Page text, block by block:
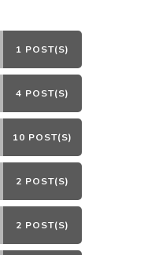
1 POST(S)
4 POST(S)
10 POST(S)
2 POST(S)
2 POST(S)